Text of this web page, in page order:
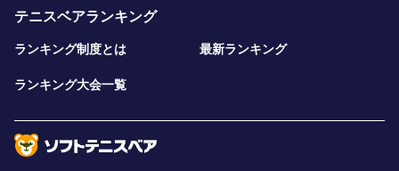
テニスベアランキング
ランキング制度とは 最新ランキング
ランキング大会一覧